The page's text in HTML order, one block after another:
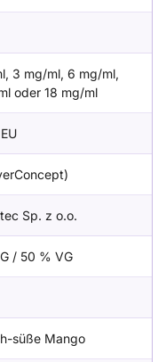
3 mg/ml, 6 mg/ml,
oder 18 mg/ml
Sp. z o.o.
/ 50 % VG
süße Mango